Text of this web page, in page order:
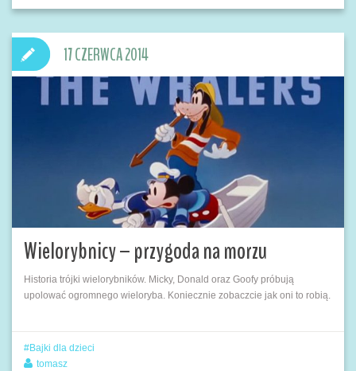
Wielorybnicy – przygoda na morzu
Historia trójki wielorybników. Micky, Donald oraz Goofy próbują
upolować ogromnego wieloryba. Koniecznie zobaczcie jak oni to robią.
17 CZERWCA 2014
Bajki dla dzieci
tomasz